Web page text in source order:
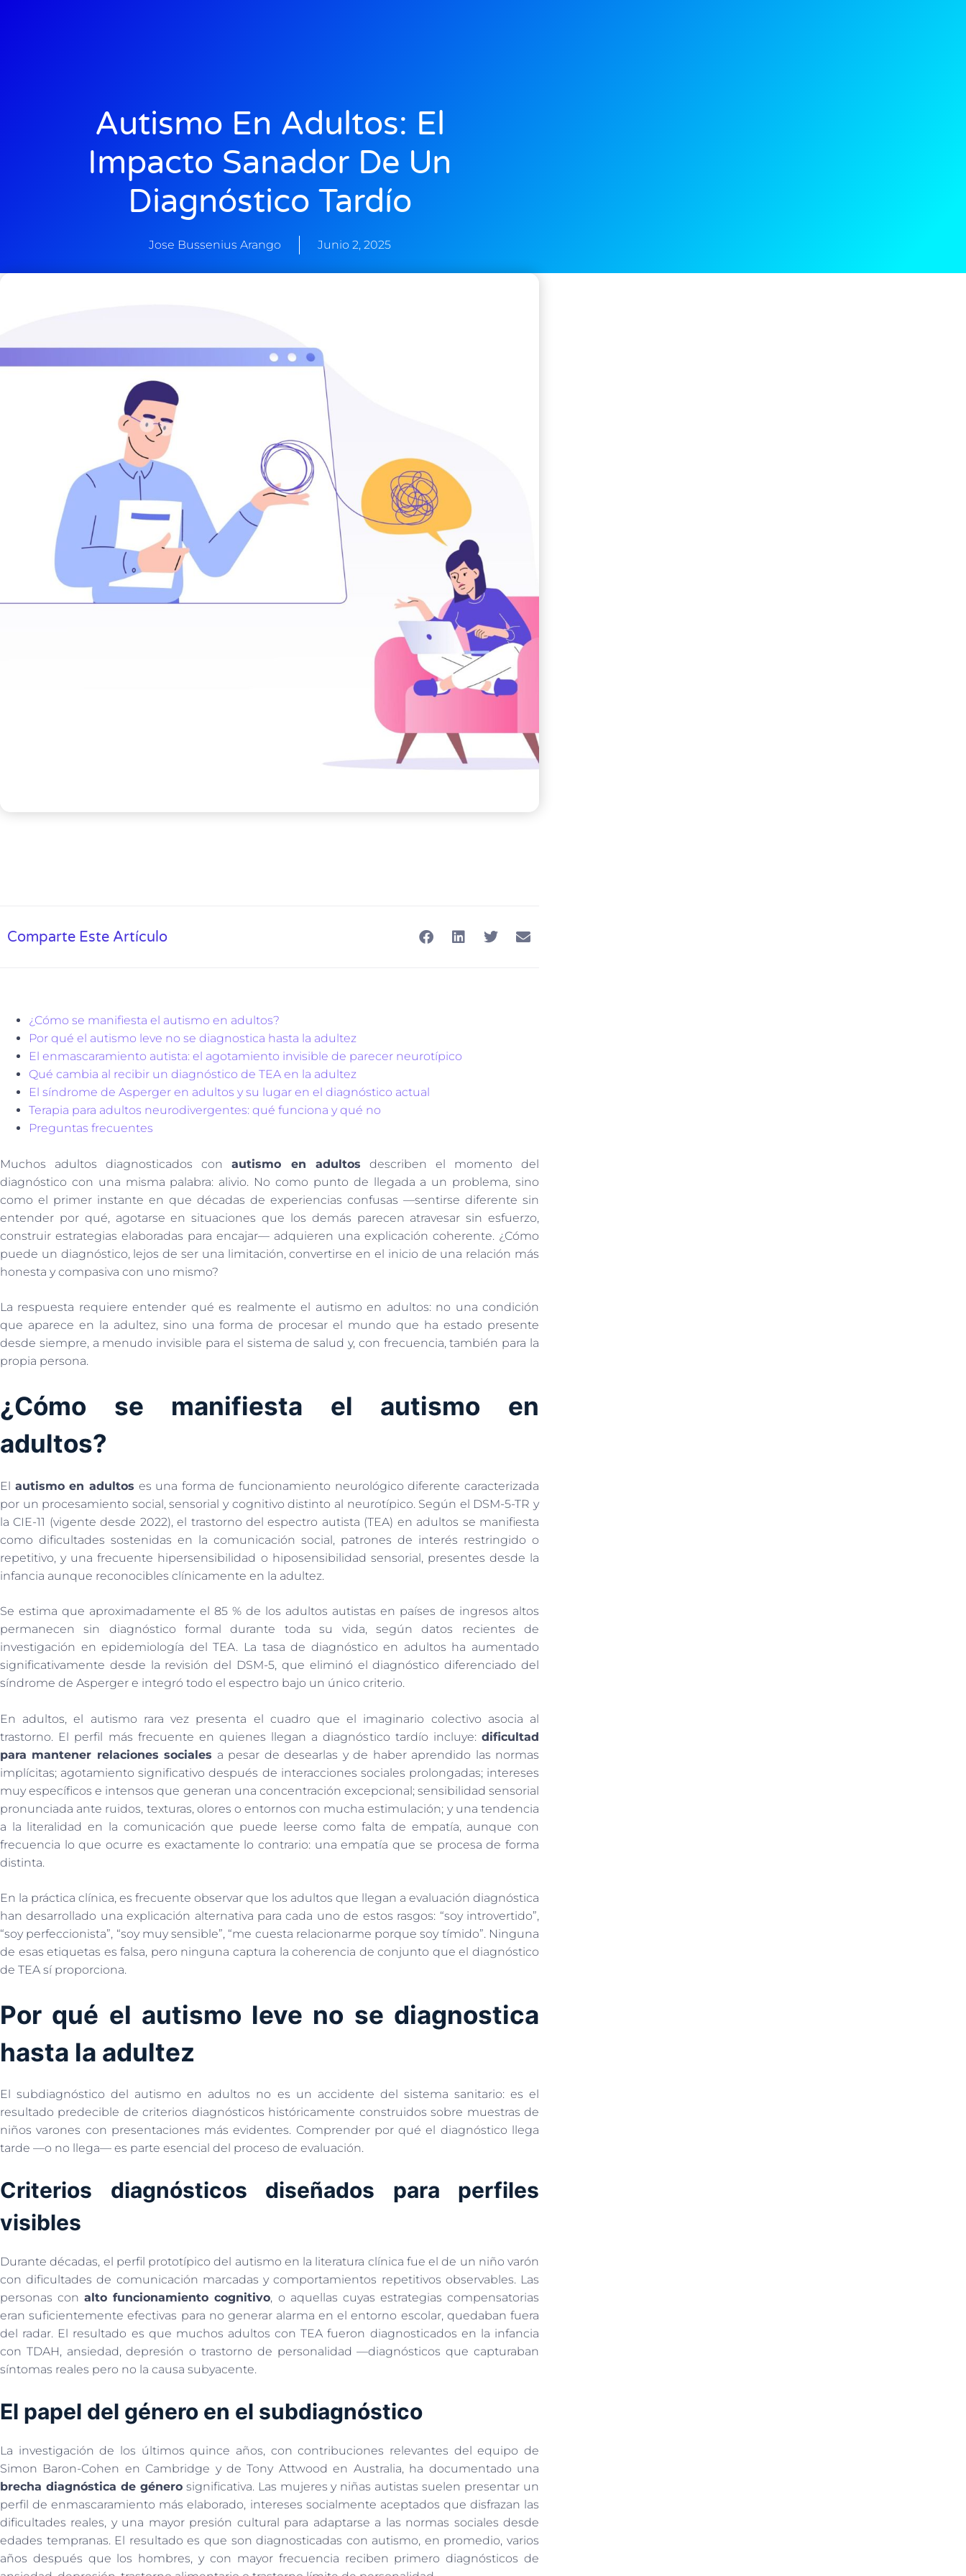
Autismo En Adultos: El
Impacto Sanador De Un
Diagnóstico Tardío
Jose Bussenius Arango Junio 2, 2025
Comparte Este Artículo
¿Cómo se manifiesta el autismo en adultos?
Por qué el autismo leve no se diagnostica hasta la adultez
El enmascaramiento autista: el agotamiento invisible de parecer neurotípico
Qué cambia al recibir un diagnóstico de TEA en la adultez
El síndrome de Asperger en adultos y su lugar en el diagnóstico actual
Terapia para adultos neurodivergentes: qué funciona y qué no
Preguntas frecuentes
Muchos adultos diagnosticados conautismo en adultos describen el momento del
diagnóstico con una misma palabra: alivio. No como punto de llegada a un problema, sino
como el primer instante en que décadas de experiencias confusas —sentirse diferente sin
entender por qué, agotarse en situaciones que los demás parecen atravesar sin esfuerzo,
construir estrategias elaboradas para encajar— adquieren una explicación coherente. ¿Cómo
puede un diagnóstico, lejos de ser una limitación, convertirse en el inicio de una relación más
honesta y compasiva con uno mismo?
La respuesta requiere entender qué es realmente el autismo en adultos: no una condición
que aparece en la adultez, sino una forma de procesar el mundo que ha estado presente
desde siempre, a menudo invisible para el sistema de salud y, con frecuencia, también para la
propia persona.
¿Cómo se manifiesta el autismo en
adultos?
El autismo en adultos es una forma de funcionamiento neurológico diferente caracterizada
por un procesamiento social, sensorial y cognitivo distinto al neurotípico. Según el DSM-5-TR y
la CIE-11 (vigente desde 2022), el trastorno del espectro autista (TEA) en adultos se manifiesta
como dificultades sostenidas en la comunicación social, patrones de interés restringido o
repetitivo, y una frecuente hipersensibilidad o hiposensibilidad sensorial, presentes desde la
infancia aunque reconocibles clínicamente en la adultez.
Se estima que aproximadamente el 85 % de los adultos autistas en países de ingresos altos
permanecen sin diagnóstico formal durante toda su vida, según datos recientes de
investigación en epidemiología del TEA. La tasa de diagnóstico en adultos ha aumentado
significativamente desde la revisión del DSM-5, que eliminó el diagnóstico diferenciado del
síndrome de Asperger e integró todo el espectro bajo un único criterio.
En adultos, el autismo rara vez presenta el cuadro que el imaginario colectivo asocia al
trastorno. El perfil más frecuente en quienes llegan a diagnóstico tardío incluye: dificultad
para mantener relaciones sociales a pesar de desearlas y de haber aprendido las normas
implícitas; agotamiento significativo después de interacciones sociales prolongadas; intereses
muy específicos e intensos que generan una concentración excepcional; sensibilidad sensorial
pronunciada ante ruidos, texturas, olores o entornos con mucha estimulación; y una tendencia
a la literalidad en la comunicación que puede leerse como falta de empatía, aunque con
frecuencia lo que ocurre es exactamente lo contrario: una empatía que se procesa de forma
distinta.
En la práctica clínica, es frecuente observar que los adultos que llegan a evaluación diagnóstica
han desarrollado una explicación alternativa para cada uno de estos rasgos: “soy introvertido”,
“soy perfeccionista”, “soy muy sensible”, “me cuesta relacionarme porque soy tímido”. Ninguna
de esas etiquetas es falsa, pero ninguna captura la coherencia de conjunto que el diagnóstico
de TEA sí proporciona.
Por qué el autismo leve no se diagnostica
hasta la adultez
El subdiagnóstico del autismo en adultos no es un accidente del sistema sanitario: es el
resultado predecible de criterios diagnósticos históricamente construidos sobre muestras de
niños varones con presentaciones más evidentes. Comprender por qué el diagnóstico llega
tarde —o no llega— es parte esencial del proceso de evaluación.
Criterios diagnósticos diseñados para perfiles
visibles
Durante décadas, el perfil prototípico del autismo en la literatura clínica fue el de un niño varón
con dificultades de comunicación marcadas y comportamientos repetitivos observables. Las
personas conalto funcionamiento cognitivo, o aquellas cuyas estrategias compensatorias
eran suficientemente efectivas para no generar alarma en el entorno escolar, quedaban fuera
del radar. El resultado es que muchos adultos con TEA fueron diagnosticados en la infancia
con TDAH, ansiedad, depresión o trastorno de personalidad —diagnósticos que capturaban
síntomas reales pero no la causa subyacente.
El papel del género en el subdiagnóstico
La investigación de los últimos quince años, con contribuciones relevantes del equipo de
Simon Baron-Cohen en Cambridge y de Tony Attwood en Australia, ha documentado una
brecha diagnóstica de génerosignificativa. Las mujeres y niñas autistas suelen presentar un
perfil de enmascaramiento más elaborado, intereses socialmente aceptados que disfrazan las
dificultades reales, y una mayor presión cultural para adaptarse a las normas sociales desde
edades tempranas. El resultado es que son diagnosticadas con autismo, en promedio, varios
años después que los hombres, y con mayor frecuencia reciben primero diagnósticos de